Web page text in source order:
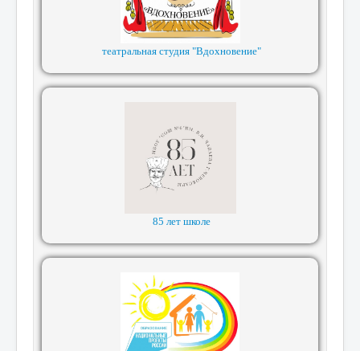
театральная студия "Вдохновение"
85 лет школе